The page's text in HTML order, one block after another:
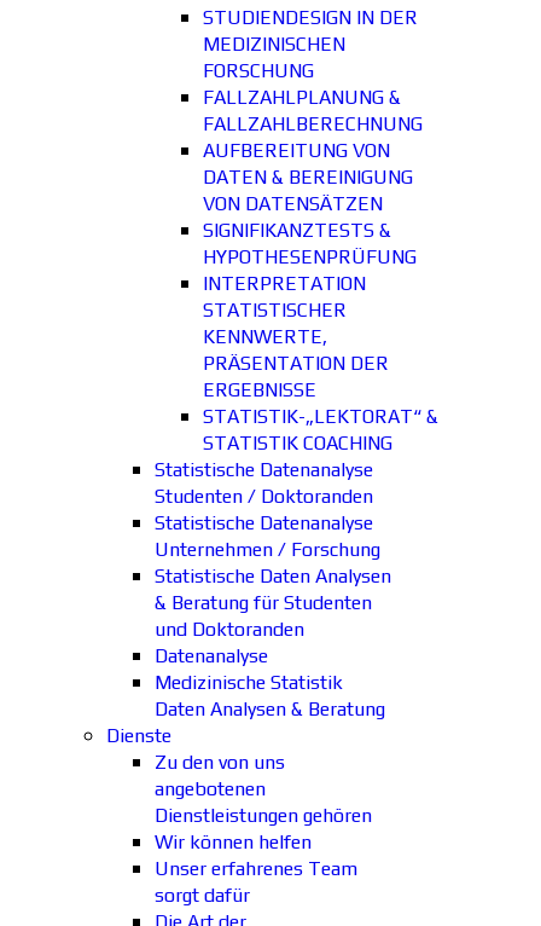
STUDIENDESIGN IN DER
MEDIZINISCHEN
FORSCHUNG
FALLZAHLPLANUNG &
FALLZAHLBERECHNUNG
AUFBEREITUNG VON
DATEN & BEREINIGUNG
VON DATENSÄTZEN
SIGNIFIKANZTESTS &
HYPOTHESENPRÜFUNG
INTERPRETATION
STATISTISCHER
KENNWERTE,
PRÄSENTATION DER
ERGEBNISSE
STATISTIK-„LEKTORAT“ &
STATISTIK COACHING
Statistische Datenanalyse
Studenten / Doktoranden
Statistische Datenanalyse
Unternehmen / Forschung
Statistische Daten Analysen
& Beratung für Studenten
und Doktoranden
Datenanalyse
Medizinische Statistik
Daten Analysen & Beratung
Dienste
Zu den von uns
angebotenen
Dienstleistungen gehören
Wir können helfen
Unser erfahrenes Team
sorgt dafür